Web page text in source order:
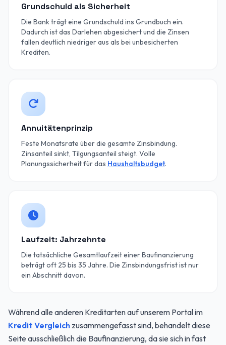
Grundschuld als Sicherheit
Die Bank trägt eine Grundschuld ins Grundbuch ein.
Dadurch ist das Darlehen abgesichert und die Zinsen
fallen deutlich niedriger aus als bei unbesicherten
Krediten.
Annuitätenprinzip
Feste Monatsrate über die gesamte Zinsbindung.
Zinsanteil sinkt, Tilgungsanteil steigt. Volle
Planungssicherheit für das Haushaltsbudget.
Laufzeit: Jahrzehnte
Die tatsächliche Gesamtlaufzeit einer Baufinanzierung
beträgt oft 25 bis 35 Jahre. Die Zinsbindungsfrist ist nur
ein Abschnitt davon.
Während alle anderen Kreditarten auf unserem Portal im
Kredit Vergleich zusammengefasst sind, behandelt diese
Seite ausschließlich die Baufinanzierung, da sie sich in fast